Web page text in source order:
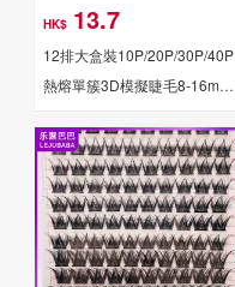
HK$ 13.7
12排大盒裝10P/20P/30P/40P
熱熔單簇3D模擬睫毛8-16mm